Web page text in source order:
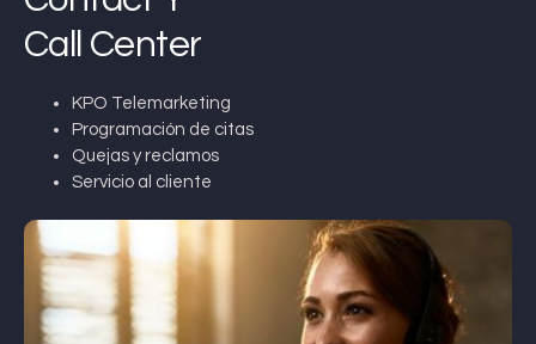
Call Center
KPO Telemarketing
Programación de citas
Quejas y reclamos
Servicio al cliente